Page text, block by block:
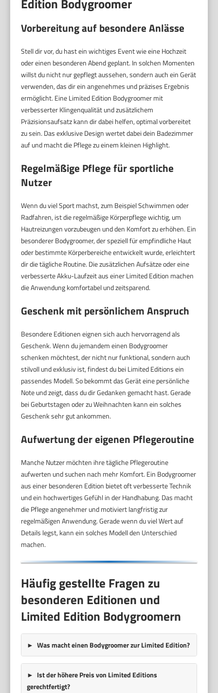
Edition Bodygroomer
Vorbereitung auf besondere Anlässe
Stell dir vor, du hast ein wichtiges Event wie eine Hochzeit
oder einen besonderen Abend geplant. In solchen Momenten
willst du nicht nur gepflegt aussehen, sondern auch ein Gerät
verwenden, das dir ein angenehmes und präzises Ergebnis
ermöglicht. Eine Limited Edition Bodygroomer mit
verbesserter Klingenqualität und zusätzlichem
Präzisionsaufsatz kann dir dabei helfen, optimal vorbereitet
zu sein. Das exklusive Design wertet dabei dein Badezimmer
auf und macht die Pflege zu einem kleinen Highlight.
Regelmäßige Pflege für sportliche
Nutzer
Wenn du viel Sport machst, zum Beispiel Schwimmen oder
Radfahren, ist die regelmäßige Körperpflege wichtig, um
Hautreizungen vorzubeugen und den Komfort zu erhöhen. Ein
besonderer Bodygroomer, der speziell für empfindliche Haut
oder bestimmte Körperbereiche entwickelt wurde, erleichtert
dir die tägliche Routine. Die zusätzlichen Aufsätze oder eine
verbesserte Akku-Laufzeit aus einer Limited Edition machen
die Anwendung komfortabel und zeitsparend.
Geschenk mit persönlichem Anspruch
Besondere Editionen eignen sich auch hervorragend als
Geschenk. Wenn du jemandem einen Bodygroomer
schenken möchtest, der nicht nur funktional, sondern auch
stilvoll und exklusiv ist, findest du bei Limited Editions ein
passendes Modell. So bekommt das Gerät eine persönliche
Note und zeigt, dass du dir Gedanken gemacht hast. Gerade
bei Geburtstagen oder zu Weihnachten kann ein solches
Geschenk sehr gut ankommen.
Aufwertung der eigenen Pflegeroutine
Manche Nutzer möchten ihre tägliche Pflegeroutine
aufwerten und suchen nach mehr Komfort. Ein Bodygroomer
aus einer besonderen Edition bietet oft verbesserte Technik
und ein hochwertiges Gefühl in der Handhabung. Das macht
die Pflege angenehmer und motiviert langfristig zur
regelmäßigen Anwendung. Gerade wenn du viel Wert auf
Details legst, kann ein solches Modell den Unterschied
machen.
Häufig gestellte Fragen zu
besonderen Editionen und
Limited Edition Bodygroomern
Was macht einen Bodygroomer zur Limited Edition?
Ist der höhere Preis von Limited Editions
gerechtfertigt?